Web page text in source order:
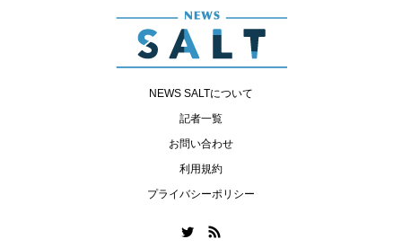
NEWS SALTについて
記者一覧
お問い合わせ
利用規約
プライバシーポリシー